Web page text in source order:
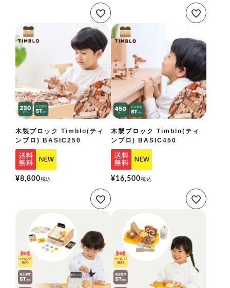
木製ブロック Timblo(ティ
ンブロ) BASIC250
¥8,800税込
木製ブロック Timblo(ティ
ンブロ) BASIC450
¥16,500税込